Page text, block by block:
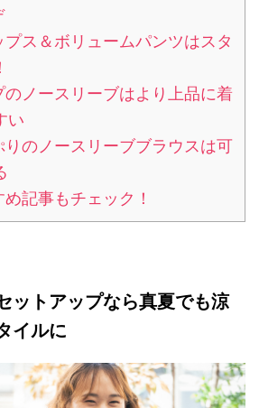
ス＆ボリュームパンツはスタ
ノースリーブはより上品に着
い
のノースリーブブラウスは可
記事もチェック！
ットアップなら真夏でも涼
イルに